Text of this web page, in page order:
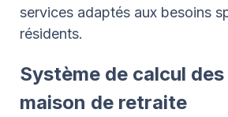
services adaptés aux besoins
résidents.
Système de calcul
maison de retraite